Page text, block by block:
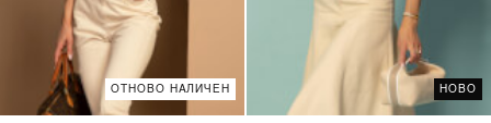
ОТНОВО НАЛИЧЕН НОВО